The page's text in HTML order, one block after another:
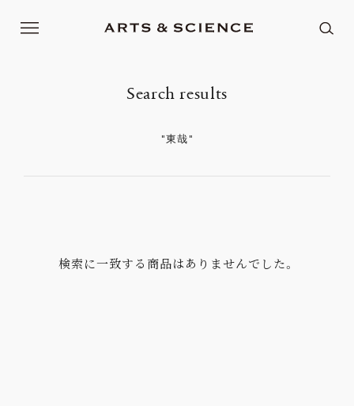
Search results
"東哉"
検索に一致する商品はありませんでした。